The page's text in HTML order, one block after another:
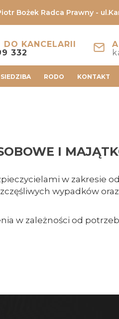
Bożek Radca Prawny -
KANCELARII
332
SIEDZIBA RODO KONTAKT
I
w zakresie
wypadków
w zależności od